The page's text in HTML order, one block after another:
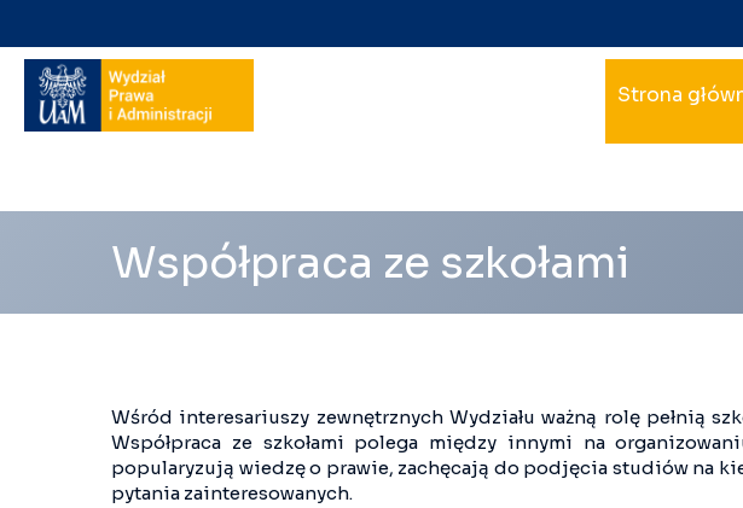
Nawigacja
na
skróty
Strona
Współpraca ze szkołami
Wśród interesariuszy zewnętrznych Wydziału ważną rolę pełnią
Współpraca ze szkołami polega między innymi na
popularyzują wiedzę o prawie, zachęcają do podjęcia studiów na
pytania zainteresowanych.